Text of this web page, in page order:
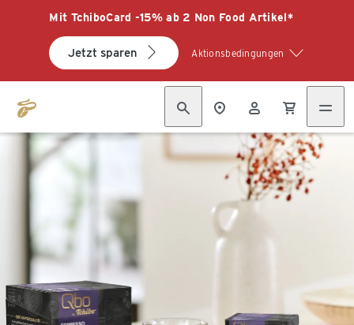
Mit TchiboCard -15% ab 2 Non Food Artikel*
Jetzt sparen Aktionsbedingungen